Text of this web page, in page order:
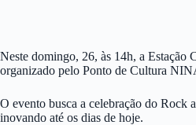
Neste domingo, 26, às 14h, a
organizado pelo Ponto de Cultura
O evento busca a celebração do Rock
inovando até os dias de hoje.